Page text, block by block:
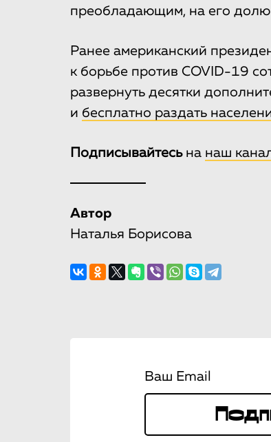
преобладающим, на его долю
Ранее американский
к борьбе против COVID-19
развернуть десятки
и бесплатно раздать
Подписывайтесьна наш
Автор
Наталья Борисова
Ваш Email